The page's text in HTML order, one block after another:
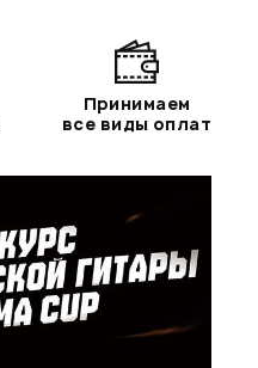
Принимаем
все виды оплат